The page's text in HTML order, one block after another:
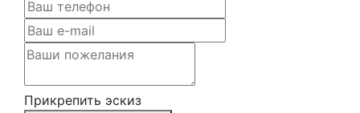
Прикрепить эскиз